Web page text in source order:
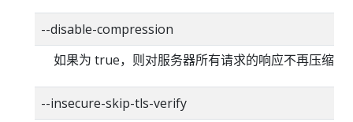
--disable-compression
如果为 true，则对服务器所有请求的响应不再压缩。
--insecure-skip-tls-verify